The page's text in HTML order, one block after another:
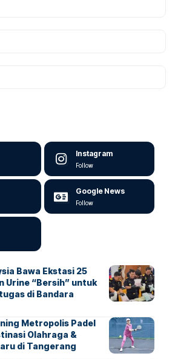
Instagram
Follow
Google News
Follow
Bawa Ekstasi 25
Urine “Bersih” untuk
di Bandara
Metropolis Padel
Olahraga &
di Tangerang